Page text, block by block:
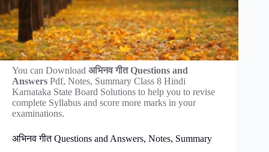
You can Download अभिनव गीत Questions and
Answers Pdf, Notes, Summary Class 8 Hindi
Karnataka State Board Solutions to help you to revise
complete Syllabus and score more marks in your
examinations.
अभिनव गीत Questions and Answers, Notes, Summary